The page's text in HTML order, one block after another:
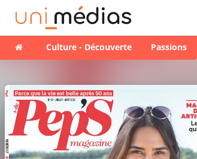
Culture - Découverte Passions